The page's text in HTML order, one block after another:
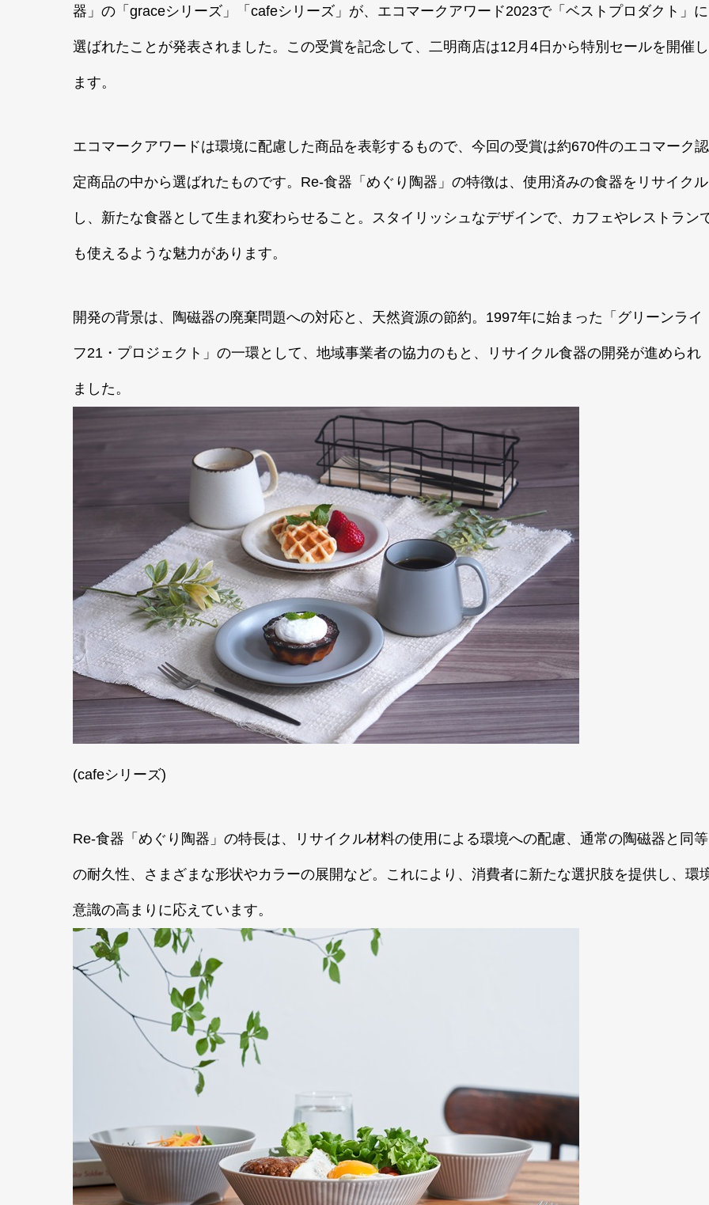
器」の「graceシリーズ」「cafeシリーズ」が、エコマークアワード2023で「ベストプロダクト」に
選ばれたことが発表されました。この受賞を記念して、二明商店は12月4日から特別セールを開催し
ます。
エコマークアワードは環境に配慮した商品を表彰するもので、今回の受賞は約670件のエコマーク認
定商品の中から選ばれたものです。Re-食器「めぐり陶器」の特徴は、使用済みの食器をリサイクル
し、新たな食器として生まれ変わらせること。スタイリッシュなデザインで、カフェやレストラン
も使えるような魅力があります。
開発の背景は、陶磁器の廃棄問題への対応と、天然資源の節約。1997年に始まった「グリーンライ
フ21・プロジェクト」の一環として、地域事業者の協力のもと、リサイクル食器の開発が進められ
ました。
(cafeシリーズ)
Re-食器「めぐり陶器」の特長は、リサイクル材料の使用による環境への配慮、通常の陶磁器と同等
の耐久性、さまざまな形状やカラーの展開など。これにより、消費者に新たな選択肢を提供し、環
意識の高まりに応えています。